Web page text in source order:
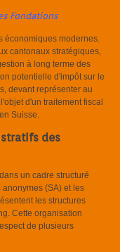
Fondations
économiques modernes.
cantonaux stratégiques,
à long terme des
potentielle d'impôt sur le
devant représenter au
d'un traitement fiscal
Suisse.
des
un cadre structuré
(SA) et les
les structures
Cette organisation
de plusieurs